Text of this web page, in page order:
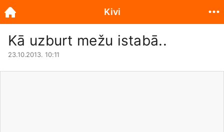
Kā uzburt mežu istabā..
23.10.2013. 10:11
Kivi